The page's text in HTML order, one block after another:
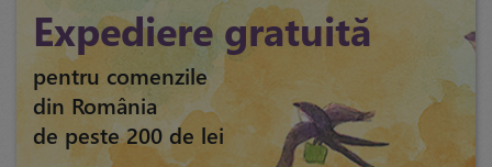
Expediere gratuită
pentru comenzile
din România
de peste 200 de lei